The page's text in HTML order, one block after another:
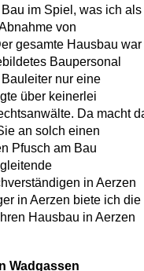
im Spiel, was ich als
von
gesamte Hausbau war
Baupersonal
nur eine
über keinerlei
Da macht
an solch einen
Pfusch am Bau
in Aerzen
in Aerzen biete ich die
Hausbau in Aerzen
Wadgassen